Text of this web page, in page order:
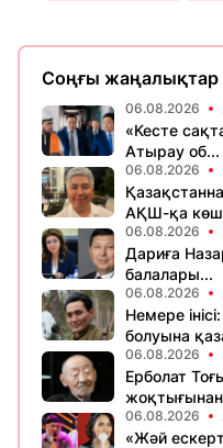
Соңғы жаңалықтар
06.08.2026
«Кесте
Атырау об...
06.08.2026
АҚШ-қа
06.08.2026
Дариға
балалары...
06.08.2026
Немере
болуына
06.08.2026
Ерболат
жоқтығынан
06.08.2026
«Жәй